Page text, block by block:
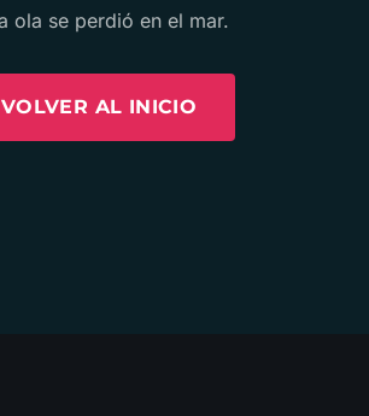
ola se perdió en el mar.
VOLVER AL INICIO